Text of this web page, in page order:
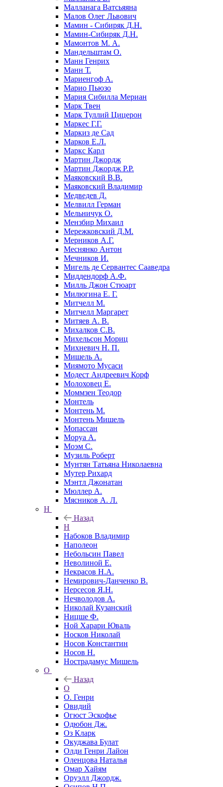
Малланага Ватсьяяна
Малов Олег Львович
Мамин - Сибиряк Д.Н.
Мамин-Сибиряк Д.Н.
Мамонтов М. А.
Мандельштам О.
Манн Генрих
Манн Т.
Мариенгоф А.
Марио Пьюзо
Мария Сибилла Мериан
Марк Твен
Марк Туллий Цицерон
Маркес Г.Г.
Маркиз де Сад
Марков Е.Л.
Маркс Карл
Мартин Джордж
Мартин Джордж Р.Р.
Маяковский В.В.
Маяковский Владимир
Медведев Д.
Мелвилл Герман
Мельничук О.
Мензбир Михаил
Мережковский Д.М.
Мерников А.Г.
Меснянко Антон
Мечников И.
Мигель де Сервантес Сааведра
Миддендорф А.Ф.
Милль Джон Стюарт
Милюгина Е. Г.
Митчелл М.
Митчелл Маргарет
Митяев А. В.
Михалков С.В.
Михельсон Мориц
Михневич Н. П.
Мишель А.
Миямото Мусаси
Модест Андреевич Корф
Молоховец Е.
Моммзен Теодор
Монтель
Монтень М.
Монтень Мишель
Мопассан
Моруа А.
Моэм С.
Музиль Роберт
Мунтян Татьяна Николаевна
Мутер Рихард
Мэнтл Джонатан
Мюллер А.
Мясников А. Л.
Н
Назад
Н
Набоков Владимир
Наполеон
Небольсин Павел
Неволиной Е.
Некрасов Н.А.
Немирович-Данченко В.
Нерсесов Я.Н.
Нечволодов А.
Николай Кузанский
Ницше Ф.
Ной Харари Юваль
Носков Николай
Носов Константин
Носов Н.
Нострадамус Мишель
О
Назад
О
О. Генри
Овидий
Огюст Эскофье
Одюбон Дж.
Оз Кларк
Окуджава Булат
Олди Генри Лайон
Оленцова Наталья
Омар Хайям
Оруэлл Джордж.